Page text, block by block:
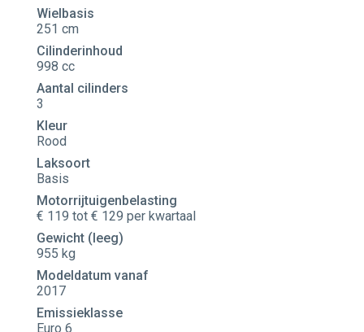
Wielbasis
251 cm
Cilinderinhoud
998 cc
Aantal cilinders
3
Kleur
Rood
Laksoort
Basis
Motorrijtuigenbelasting
€ 119 tot € 129 per kwartaal
Gewicht (leeg)
955 kg
Modeldatum vanaf
2017
Emissieklasse
Euro 6